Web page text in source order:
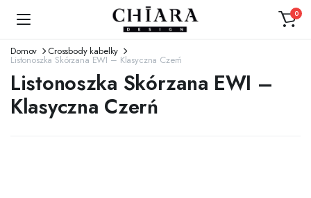
0
Domov Crossbody kabelky
Listonoszka Skórzana EWI – Klasyczna Czerń
Listonoszka Skórzana EWI –
Klasyczna Czerń